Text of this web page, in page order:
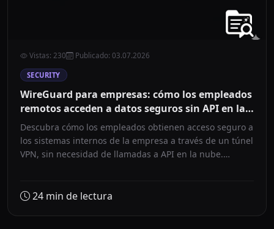
Vistas: 230 Publicado: 03.07.2026
SECURITY
WireGuard para empresas: cómo los empleados
remotos acceden a datos seguros sin API en la
nube
Descubra cómo los empleados obtienen acceso seguro a
los sistemas internos de la empresa a través de un túnel
VPN, sin necesidad de llamadas a API en la nube.
24 min de lectura